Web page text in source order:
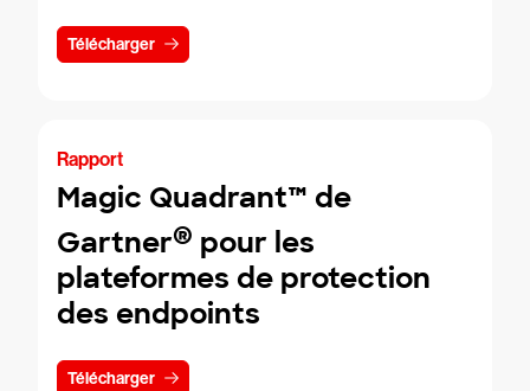
Télécharger
Rapport
Magic Quadrant™ de
Gartner® pour les
plateformes de protection
des endpoints
Télécharger